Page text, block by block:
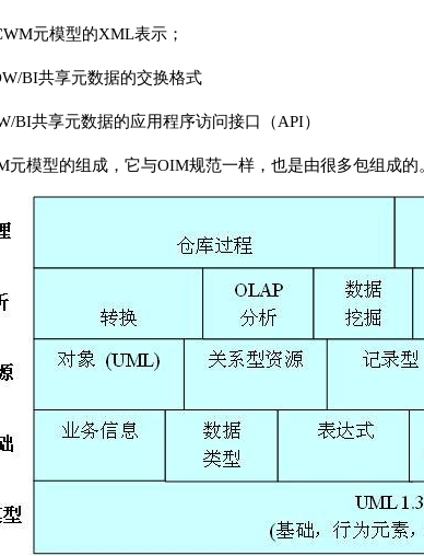
元模型的XML表示；
BI共享元数据的交换格式
BI共享元数据的应用程序访问接口（API）
元模型的组成，它与OIM规范一样，也是由很多包组成的